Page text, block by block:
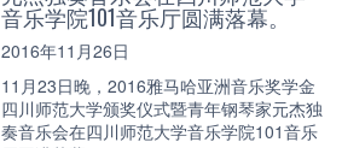
音乐学院101音乐厅圆满落幕。
2016年11月26日
11月23日晚，2016雅马哈亚洲音乐奖学金
四川师范大学颁奖仪式暨青年钢琴家元杰独
奏音乐会在四川师范大学音乐学院101音乐